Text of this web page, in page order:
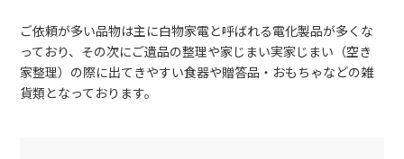
ご依頼が多い品物は主に白物家電と呼ばれる電化製品が多くな
っており、その次にご遺品の整理や家じまい実家じまい（空き
家整理）の際に出てきやすい食器や贈答品・おもちゃなどの雑
貨類となっております。